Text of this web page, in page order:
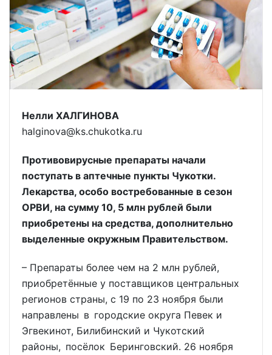
Нелли ХАЛГИНОВА
halginova@ks.chukotka.ru
Противовирусные препараты начали
поступать в аптечные пункты Чукотки.
Лекарства, особо востребованные в сезон
ОРВИ, на сумму 10, 5 млн рублей были
приобретены на средства, дополнительно
выделенные окружным Правительством.
– Препараты более чем на 2 млн рублей,
приобретённые у поставщиков центральных
регионов страны, с 19 по 23 ноября были
направлены в городские округа Певек и
Эгвекинот, Билибинский и Чукотский
районы, посёлок Беринговский. 26 ноября